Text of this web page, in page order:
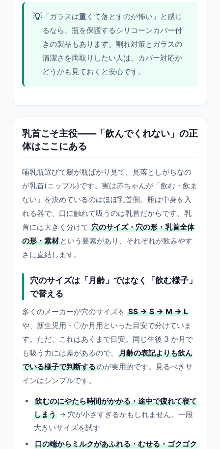
💡「ガラスは重くて落とすのが怖い」と感じ
るなら、瓶を保護するシリコーンカバー付
きの製品もあります。割れ対策とガラスの
清潔さを両取りしたい人は、カバー対応か
どうかも見ておくと安心です。
乳首こそ主役——「飲んでくれない」の正
体はここにある
哺乳瓶選びで親が瓶ばかり見て、見落としがちなの
が乳首(ニップル)です。実は赤ちゃんが「飲む・飲ま
ない」を決めているのはほぼ乳首側。瓶は中身を入
れる器で、口に触れて吸うのは乳首だからです。乳
首には大きく分けて 穴のサイズ・穴の形・乳首全体
の形・素材 という要素があり、それぞれが飲みやす
さに直結します。
穴のサイズは「月齢」ではなく「飲む様子」
で替える
多くのメーカーが穴のサイズを SS → S → M → L
や、新生児用・〇か月用といった目安で分けていま
す。ただ、これはあくまで目安。同じ生後 3 か月で
も吸う力には差があるので、
月齢の表記よりも飲ん
でいる様子で判断するのが実用的です。見るべきサ
インはシンプルです。
飲むのにやたら時間がかかる・途中で疲れて寝て
しまう → 穴が小さすぎるかもしれません。一段
大きいサイズを試す
口の端からミルクがあふれる・むせる・ゴクゴク